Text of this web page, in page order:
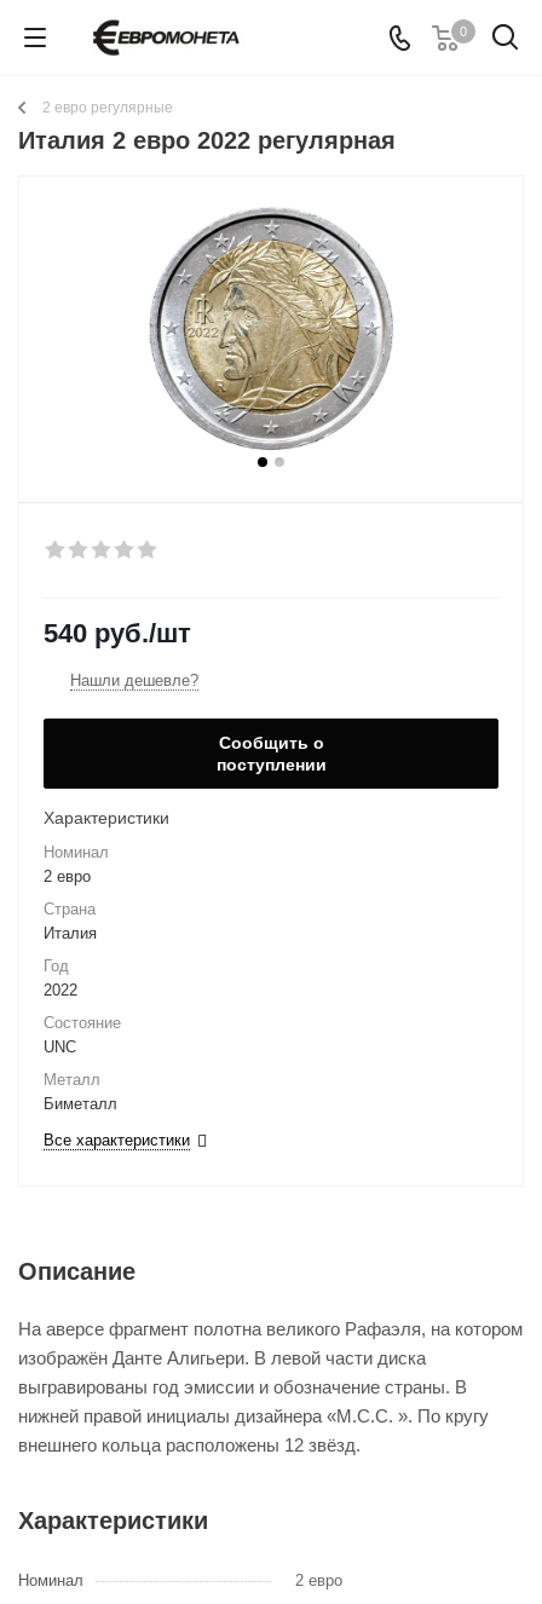
0
2 евро регулярные
Италия 2 евро 2022 регулярная
540 руб./шт
Нашли дешевле?
Сообщить о
поступлении
Характеристики
Номинал
2 евро
Страна
Италия
Год
2022
Состояние
UNC
Металл
Биметалл
Все характеристики
Описание
На аверсе фрагмент полотна великого Рафаэля, на котором
изображён Данте Алигьери. В левой части диска
выгравированы год эмиссии и обозначение страны. В
нижней правой инициалы дизайнера «M.C.C. ». По кругу
внешнего кольца расположены 12 звёзд.
Характеристики
Номинал
2 евро